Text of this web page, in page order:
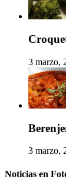
3 marzo,
3 marzo,
Noticias en